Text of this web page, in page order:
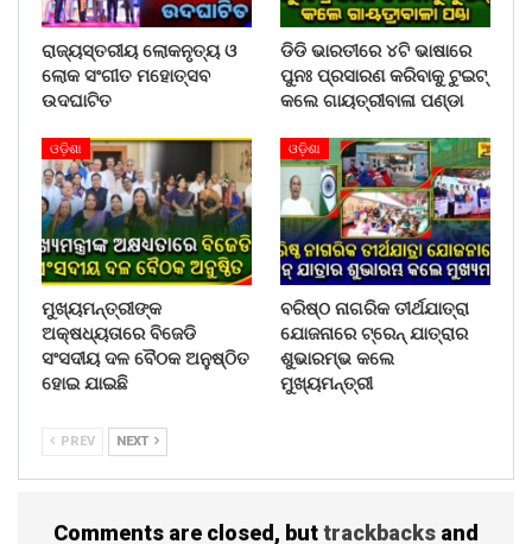
ରାଜ୍ୟସ୍ତରୀୟ ଲୋକନୃତ୍ୟ ଓ
ଲୋକ ସଂଗୀତ ମହୋତ୍ସବ
ଉଦଘାଟିତ
ଡିଡି ଭାରତୀରେ ୪ଟି ଭାଷାରେ
ପୁନଃ ପ୍ରସାରଣ କରିବାକୁ ଟୁଇଟ୍
କଲେ ଗାୟତ୍ରୀବାଳା ପଣ୍ଡା
ଓଡ଼ିଶା
ମୁଖ୍ୟମନ୍ତ୍ରୀଙ୍କ
ଅକ୍ଷଧ୍ୟତାରେ ବିଜେଡି
ସଂସଦୀୟ ଦଳ ବୈଠକ ଅନୁଷ୍ଠିତ
ହୋଇ ଯାଇଛି
ଓଡ଼ିଶା
ବରିଷ୍ଠ ନାଗରିକ ତୀର୍ଥଯାତ୍ରା
ଯୋଜନାରେ ଟ୍ରେନ୍ ଯାତ୍ରାର
ଶୁଭାରମ୍ଭ କଲେ
ମୁଖ୍ୟମନ୍ତ୍ରୀ
PREV NEXT
Comments are closed, buttrackbacks and